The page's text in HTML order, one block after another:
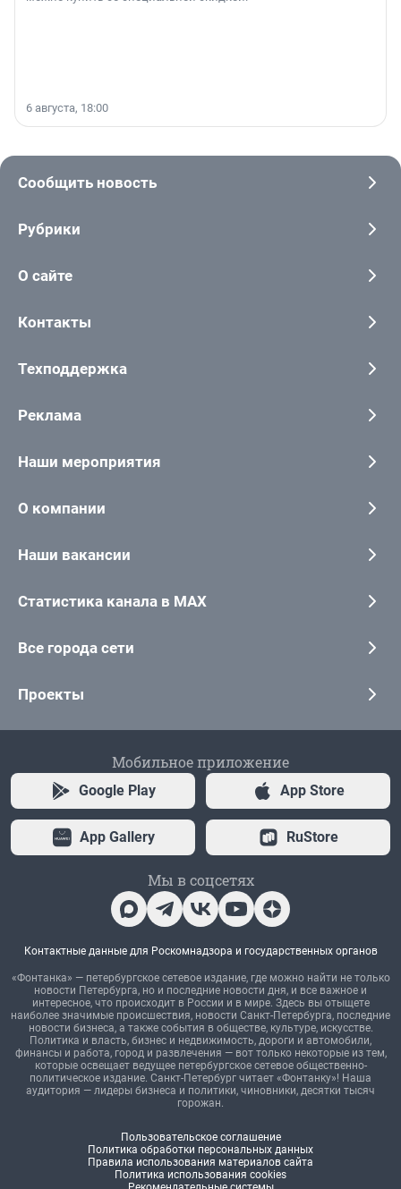
6 августа, 18:00
Сообщить новость
Рубрики
О сайте
Контакты
Техподдержка
Реклама
Наши мероприятия
О компании
Наши вакансии
Статистика канала в MAX
Все города сети
Проекты
Мобильное приложение
Google Play App Store
App Gallery RuStore
Мы в соцсетях
Контактные данные для Роскомнадзора и государственных органов
«Фонтанка» — петербургское сетевое издание, где можно найти не только
новости Петербурга, но и последние новости дня, и все важное и
интересное, что происходит в России и в мире. Здесь вы отыщете
наиболее значимые происшествия, новости Санкт-Петербурга, последние
новости бизнеса, а также события в обществе, культуре, искусстве.
Политика и власть, бизнес и недвижимость, дороги и автомобили,
финансы и работа, город и развлечения — вот только некоторые из тем,
которые освещает ведущее петербургское сетевое общественно-
политическое издание. Санкт-Петербург читает «Фонтанку»! Наша
аудитория — лидеры бизнеса и политики, чиновники, десятки тысяч
горожан.
Пользовательское соглашение
Политика обработки персональных данных
Правила использования материалов сайта
Политика использования cookies